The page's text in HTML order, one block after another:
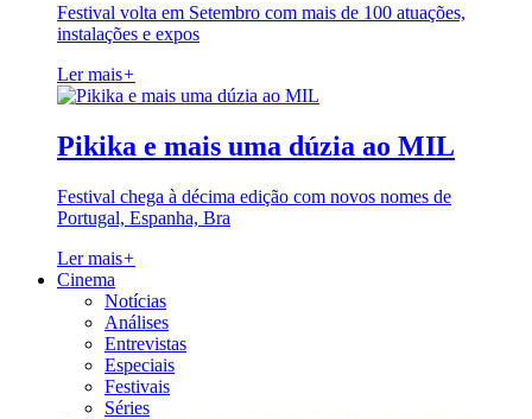
Festival volta em Setembro com mais de 100 atuações,
instalações e expos
Ler mais+
Pikika e mais uma dúzia ao MIL
Festival chega à décima edição com novos nomes de
Portugal, Espanha, Bra
Ler mais+
Cinema
Notícias
Análises
Entrevistas
Especiais
Festivais
Séries